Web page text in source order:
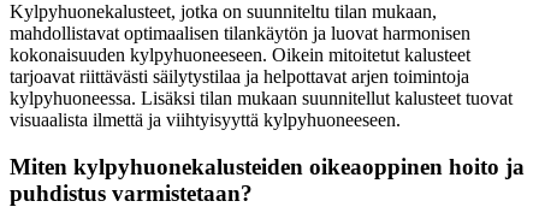
Kylpyhuonekalusteet, jotka on suunniteltu tilan mukaan,
mahdollistavat optimaalisen tilankäytön ja luovat harmonisen
kokonaisuuden kylpyhuoneeseen. Oikein mitoitetut kalusteet
tarjoavat riittävästi säilytystilaa ja helpottavat arjen toimintoja
kylpyhuoneessa. Lisäksi tilan mukaan suunnitellut kalusteet tuovat
visuaalista ilmettä ja viihtyisyyttä kylpyhuoneeseen.
Miten kylpyhuonekalusteiden oikeaoppinen hoito ja
puhdistus varmistetaan?